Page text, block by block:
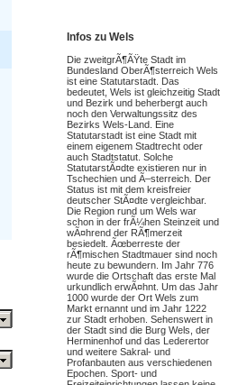
Infos zu Wels
Die zweitgrÃ¶ÃŸte Stadt im
Bundesland OberÃ¶sterreich Wels
ist eine Statutarstadt. Das
bedeutet, Wels ist gleichzeitig Stadt
und Bezirk und beherbergt auch
noch den Verwaltungssitz des
Bezirks Wels-Land. Eine
Statutarstadt ist eine Stadt mit
einem eigenem Stadtrecht oder
auch Stadtstatut. Solche
StatutarstÃ¤dte existieren nur in
Tschechien und Ã–sterreich. Der
Status ist mit dem kreisfreier
deutscher StÃ¤dte vergleichbar.
Die Region rund um Wels war
schon in der frÃ¼hen Steinzeit und
wÃ¤hrend der RÃ¶merzeit
besiedelt. Ãœberreste der
rÃ¶mischen Stadtmauer sind noch
heute zu bewundern. Im Jahr 776
wurde die Ortschaft das erste Mal
urkundlich erwÃ¤hnt. Um das Jahr
1000 wurde der Ort Wels zum
Markt ernannt und im Jahr 1222
zur Stadt erhoben. Sehenswert in
der Stadt sind die Burg Wels, der
Herminenhof und das Lederertor
und weitere Sakral- und
Profanbauten aus verschiedenen
Epochen. Sport- und